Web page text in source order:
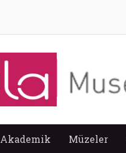
Akademik Müzeler